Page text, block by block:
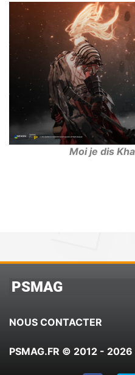
Moi je dis
PSMAG
NOUS CONTACTER
PSMAG.FR © 2012 - 2026